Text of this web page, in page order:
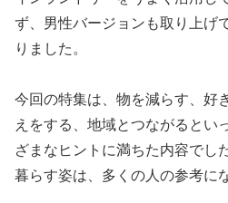
ず、男性バージョンも取り上げ
りました。
今回の特集は、物を減らす、好
えをする、地域とつながるとい
ざまなヒントに満ちた内容でし
暮らす姿は、多くの人の参考に